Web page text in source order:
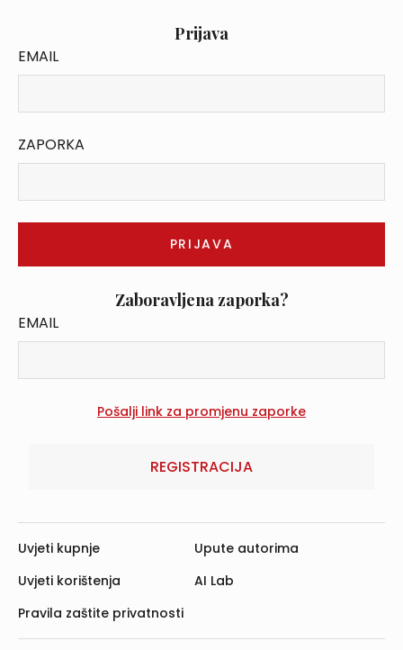
Prijava
EMAIL
ZAPORKA
Zaboravljena zaporka?
EMAIL
REGISTRACIJA
Uvjeti kupnje
Uvjeti korištenja
Pravila zaštite privatnosti
Upute autorima
AI Lab